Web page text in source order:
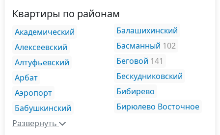
Квартиры по районам
Академический
Алексеевский
Алтуфьевский
Арбат
Аэропорт
Бабушкинский
Балашихинский
Басманный 102
Беговой 141
Бескудниковский
Бибирево
Бирюлево Восточное
Развернуть